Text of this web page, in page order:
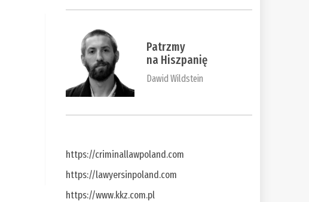
Patrzmy
na Hiszpanię
Dawid Wildstein
https://criminallawpoland.com
https://lawyersinpoland.com
https://www.kkz.com.pl